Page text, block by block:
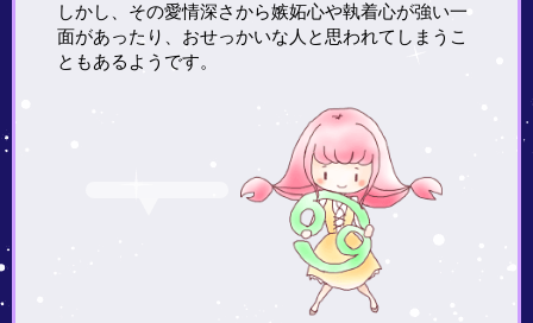
しかし、その愛情深さから嫉妬心や執着心が強い一
面があったり、おせっかいな人と思われてしまうこ
ともあるようです。